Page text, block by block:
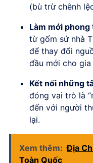
(bù trừ chênh
Làm mới phong
từ gốm sứ nhà
để thay đổi
đầu mới cho gia
Kết nối những
đóng vai trò là
đến với người
lại.
Xem thêm: Địa
Toàn Quốc